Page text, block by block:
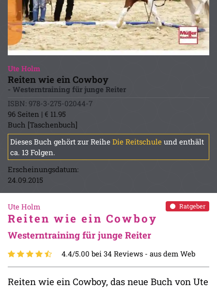
Ute Holm
Reiten wie ein Cowboy
- Westerntraining für junge Reiter
ISBN: 978-3-275-02044-7
96 Seiten | € 11.95
Buch [Taschenbuch]
Dieses Buch gehört zur Reihe Die Reitschule und enthält
ca. 13 Folgen.
Erscheinungsdatum:
24.09.2015
Ratgeber
Ute Holm
Reiten wie ein Cowboy
Westerntraining für junge Reiter
4.4/5.00 bei 34 Reviews - aus dem Web
Reiten wie ein Cowboy, das neue Buch von Ute